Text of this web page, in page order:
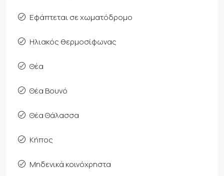
Εφάπτεται σε χωματόδρομο
Ηλιακός θερμοσίφωνας
Θέα
Θέα Βουνό
Θέα Θάλασσα
Κήπος
Μηδενικά κοινόχρηστα